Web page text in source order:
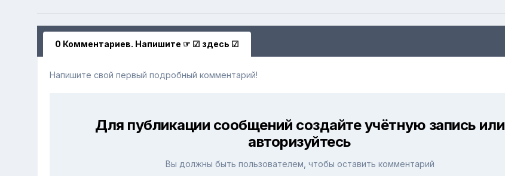
0 Комментариев. Напишите ☞ ☑ здесь ☑
Напишите свой первый подробный комментарий!
Для публикации сообщений создайте учётную запись или
авторизуйтесь
Вы должны быть пользователем, чтобы оставить комментарий